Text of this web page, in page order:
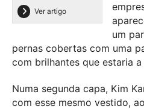
Ver artigo
um
pernas cobertas com uma
com brilhantes que estaria a
Numa segunda capa, Kim
com esse mesmo vestido,